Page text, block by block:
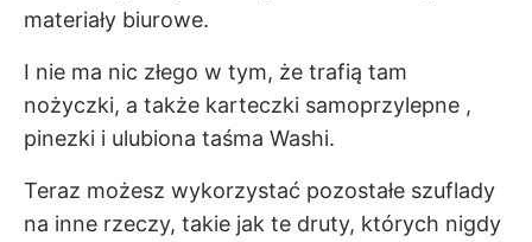
materiały biurowe.
I nie ma nic złego w tym, że trafią tam
nożyczki, a także karteczki samoprzylepne ,
pinezki i ulubiona taśma Washi.
Teraz możesz wykorzystać pozostałe szuflady
na inne rzeczy, takie jak te druty, których nigdy